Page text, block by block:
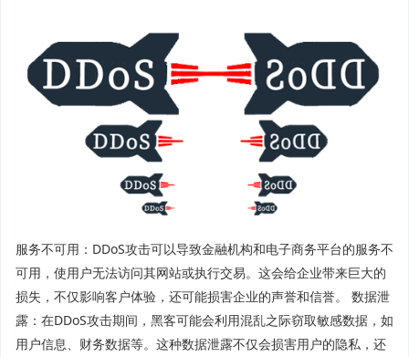
服务不可用：DDoS攻击可以导致金融机构和电子商务平台的服务不
可用，使用户无法访问其网站或执行交易。这会给企业带来巨大的
损失，不仅影响客户体验，还可能损害企业的声誉和信誉。 数据泄
露：在DDoS攻击期间，黑客可能会利用混乱之际窃取敏感数据，如
用户信息、财务数据等。这种数据泄露不仅会损害用户的隐私，还